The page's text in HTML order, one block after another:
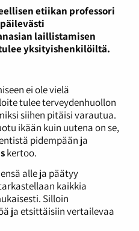
etiikan professori
laillistamisen
yksityishenkilöiltä.
ei ole vielä
tulee terveydenhuollon
siihen pitäisi varautua.
ikään kuin uutena on se,
pidempään ja
kertoo.
alle ja päätyy
kaikkia
Silloin
ja etsittäisiin vertailevaa